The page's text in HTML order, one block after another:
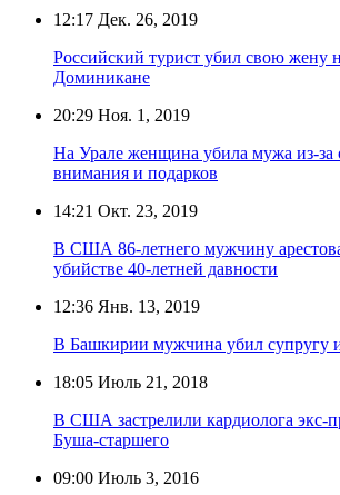
12:17 Дек. 26, 2019
Российский турист убил свою жену
Доминикане
20:29 Ноя. 1, 2019
На Урале женщина убила мужа из-за
внимания и подарков
14:21 Окт. 23, 2019
В США 86-летнего мужчину
убийстве 40-летней давности
12:36 Янв. 13, 2019
В Башкирии мужчина убил супругу
18:05 Июль 21, 2018
В США застрелили кардиолога экс-
Буша-старшего
09:00 Июль 3, 2016